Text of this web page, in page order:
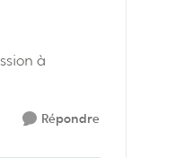
à
Répondre